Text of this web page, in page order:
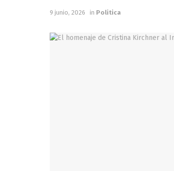
9 junio, 2026 in Politica